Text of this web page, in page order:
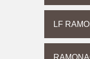
LF